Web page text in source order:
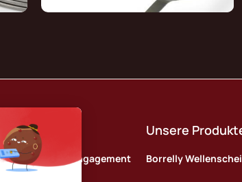
Borrelly
Qualitätsengagement
Unsere
Borrelly